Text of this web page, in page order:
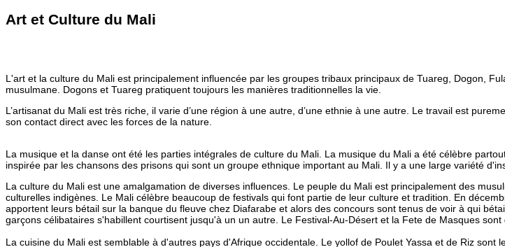
Art et Culture du Mali
L'art et la culture du Mali est principalement influencée par les groupes tribaux principaux de Tuareg, Dogon,
musulmane. Dogons et Tuareg pratiquent toujours les manières traditionnelles la vie.
L’artisanat du Mali est très riche, il varie d’une région à une autre, d’une ethnie à une autre. Le travail est
son contact direct avec les forces de la nature.
La musique et la danse ont été les parties intégrales de culture du Mali. La musique du Mali a été célèbre
inspirée par les chansons des prisons qui sont un groupe ethnique important au Mali. Il y a une large variété
La culture du Mali est une amalgamation de diverses influences. Le peuple du Mali est principalement des
culturelles indigènes. Le Mali célèbre beaucoup de festivals qui font partie de leur culture et tradition. En
apportent leurs bétail sur la banque du fleuve chez Diafarabe et alors des concours sont tenus de voir à qui
garçons célibataires s'habillent courtisent jusqu'à un un autre. Le Festival-Au-Désert et la Fete de Masques
La cuisine du Mali est semblable à d'autres pays d'Afrique occidentale. Le yollof de Poulet Yassa et de Riz sont